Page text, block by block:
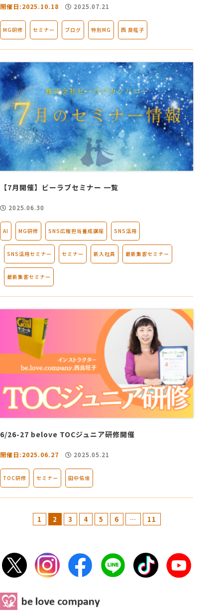
開催日:2025.10.18 2025.07.21
MG研修 セミナー ブログ 特別MG 西 良旺子
【7月開催】ビーラブセミナー 一覧
2025.06.30
AI MG研修 SNS広報担当養成講座 SNS活用
SNS活用セミナー セミナー 新入社員 最新集客セミナー
最新集客セミナー
6/26-27 belove TOCジュニア研修開催
開催日:2025.06.27 2025.05.21
TOC研修 セミナー 田中佑佳
1 2 3 4 5 6 … 11